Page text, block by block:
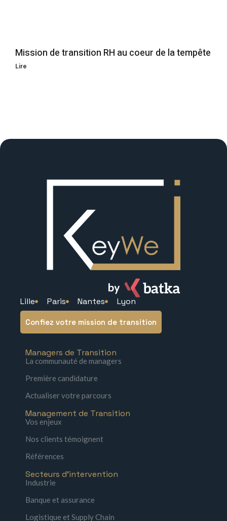
Mission de transition RH au coeur de la tempête
Lire
Lille Paris Nantes Lyon
Confiez votre mission de transition
Managers de Transition
La communauté de managers
Première candidature
Actualiser votre parcours
Management de Transition
Vos enjeux
Nos clients témoignent
Références
Secteurs d'intervention
Industrie
Banque et assurance
Logistique et Supply Chain